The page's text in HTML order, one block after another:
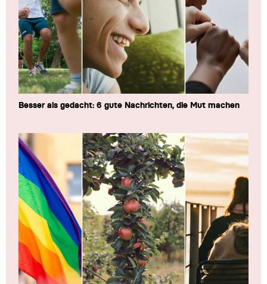
Besser als gedacht: 6 gute Nachrichten, die Mut machen